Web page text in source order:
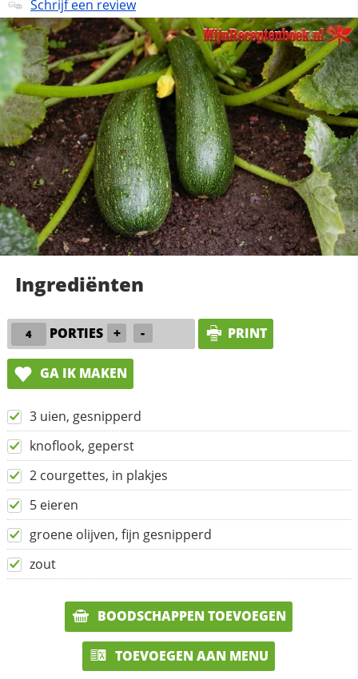
Schrijf een review
Ingrediënten
PORTIES + - PRINT
GA IK MAKEN
3 uien, gesnipperd
knoflook, geperst
2 courgettes, in plakjes
5 eieren
groene olijven, fijn gesnipperd
zout
BOODSCHAPPEN TOEVOEGEN
TOEVOEGEN AAN MENU